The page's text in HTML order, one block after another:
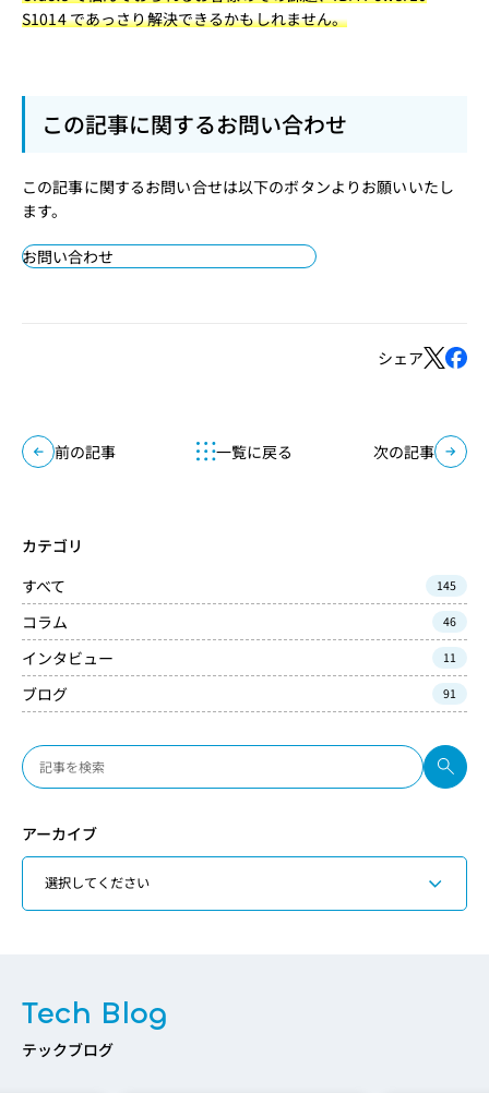
S1014 であっさり解決できるかもしれません。
この記事に関するお問い合わせ
この記事に関するお問い合せは以下のボタンよりお願いいたし
ます。
お問い合わせ
シェア
前の記事 一覧に戻る 次の記事
カテゴリ
すべて
145
コラム 46
インタビュー 11
ブログ 91
アーカイブ
Tech Blog
テックブログ